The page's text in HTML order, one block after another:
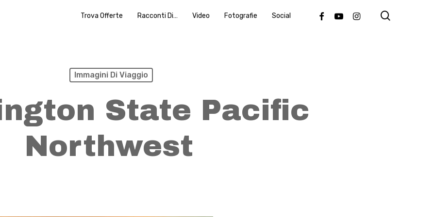
Trova Offerte Racconti Di… Video Fotografie Social FacebookYoutubeInstagram
Immagini Di Viaggio
State Pacific
Northwest